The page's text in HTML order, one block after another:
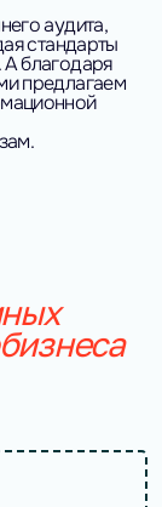
аудита,
стандарты
благодаря
предлагаем